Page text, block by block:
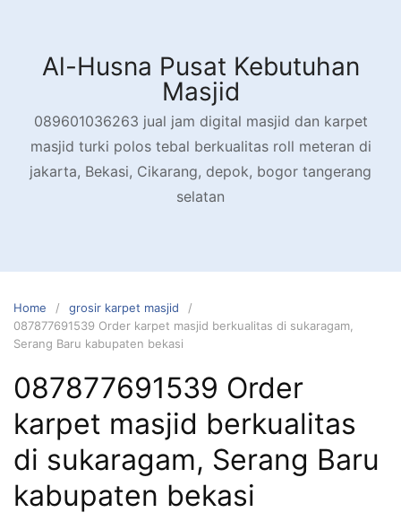
contentAl-Husna Pusat Kebutuhan
Masjid
089601036263 jual jam digital masjid dan karpet
masjid turki polos tebal berkualitas roll meteran di
jakarta, Bekasi, Cikarang, depok, bogor tangerang
selatan
Home
grosir karpet masjid
087877691539 Order karpet masjid berkualitas di sukaragam,
Serang Baru kabupaten bekasi
087877691539 Order
karpet masjid berkualitas
di sukaragam, Serang Baru
kabupaten bekasi